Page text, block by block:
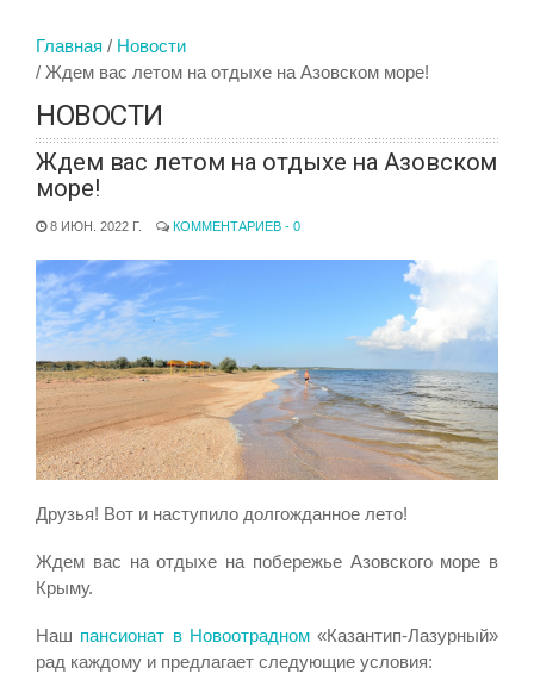
Главная
Новости
Ждем вас летом на отдыхе на Азовском море!
НОВОСТИ
Ждем вас летом на отдыхе на Азовском
море!
8 ИЮН. 2022 Г. КОММЕНТАРИЕВ - 0
Друзья! Вот и наступило долгожданное лето!
Ждем вас на отдыхе на побережье Азовского море в
Крыму.
Наш пансионат в Новоотрадном«Казантип-Лазурный»
рад каждому и предлагает следующие условия: